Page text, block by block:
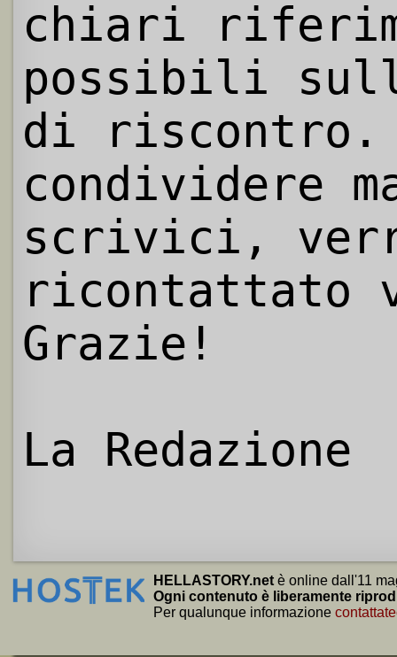
chiari
possibili
di riscontro.
condividere
scrivici,
ricontattato
Grazie!
La Redazione
HELLASTORY.net è online dall'11
Ogni contenuto è liberamente
Per qualunque informazione